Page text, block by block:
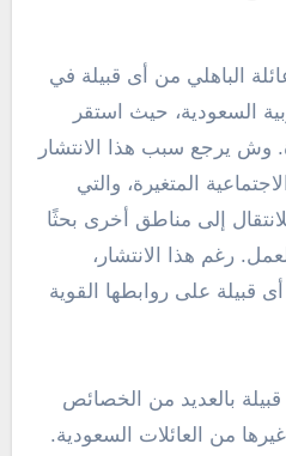
الباهلي من أى قبيلة في
السعودية، حيث استقر
وش يرجع سبب هذا الانتشار
المتغيرة، والتي
إلى مناطق أخرى بحثًا
رغم هذا الانتشار،
قبيلة على روابطها القوية
قبيلة بالعديد من الخصائص
من العائلات السعودية.